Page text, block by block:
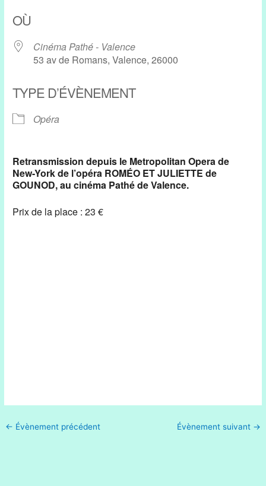
OÙ
Cinéma Pathé - Valence
53 av de Romans, Valence, 26000
TYPE D’ÉVÈNEMENT
Opéra
Retransmission depuis le Metropolitan Opera de
New-York de l’opéra ROMÉO ET JULIETTE de
GOUNOD, au cinéma Pathé de Valence.
Prix de la place : 23 €
← Évènement précédent Évènement suivant →